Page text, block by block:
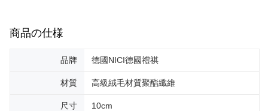
商品の仕様
品牌 德國NICI德國禮祺
材質 高級絨毛材質聚酯纖維
尺寸 10cm